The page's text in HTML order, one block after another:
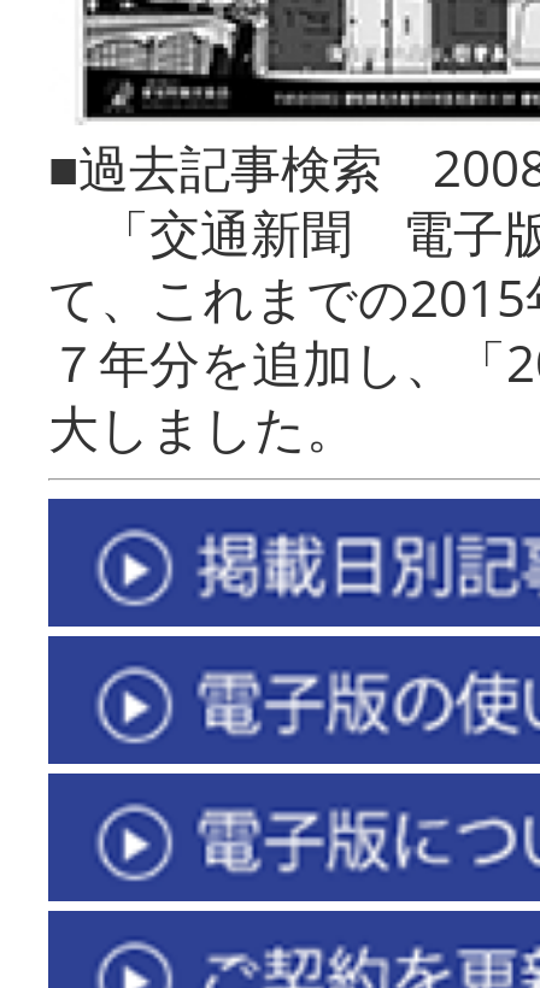
■過去記事検索
「交通新聞 電子
て、これまでの
７年分を追加し、「
大しまし